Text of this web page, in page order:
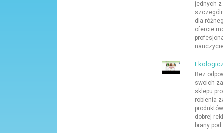
jednych z
dla
ofercie
Bez
swoich
sklepu
robienia
dobrej
brany pod